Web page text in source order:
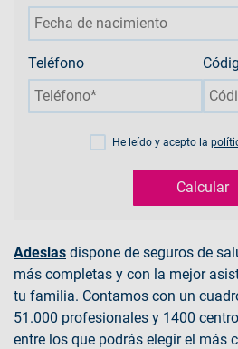
Teléfono
He leído y acepto la
Calcular
Adeslas dispone de seguros de
más completas y con la mejor
tu familia. Contamos con un
51.000 profesionales y 1400
entre los que podrás elegir el más